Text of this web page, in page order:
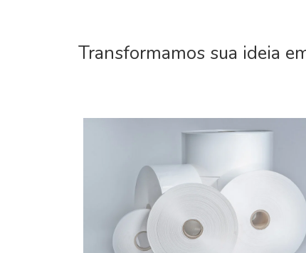
Transformamos sua ideia